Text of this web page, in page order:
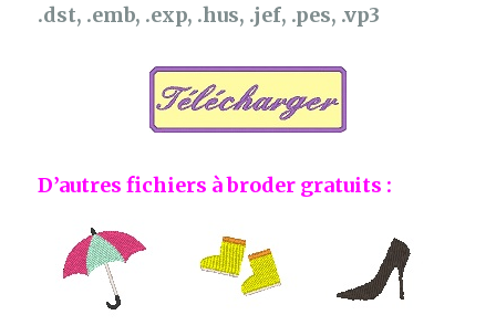
.dst, .emb, .exp, .hus, .jef, .pes, .vp3
D’autres fichiers à broder gratuits :